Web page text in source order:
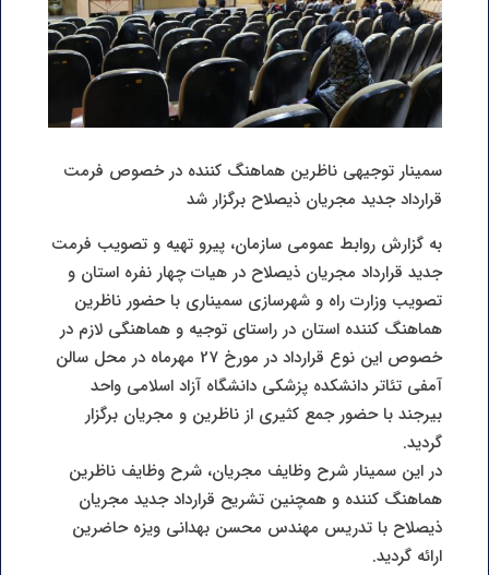
سمینار توجیهی ناظرین هماهنگ کننده در خصوص فرمت
قرارداد جدید مجریان ذیصلاح برگزار شد
به گزارش روابط عمومی سازمان، پیرو تهیه و تصویب فرمت
جدید قرارداد مجریان ذیصلاح در هیات چهار نفره استان و
تصویب وزارت راه و شهرسازی سمیناری با حضور ناظرین
هماهنگ کننده استان در راستای توجیه و هماهنگی لازم در
خصوص این نوع قرارداد در مورخ 27 مهرماه در محل سالن
آمفی تئاتر دانشکده پزشکی دانشگاه آزاد اسلامی واحد
بیرجند با حضور جمع کثیری از ناظرین و مجریان برگزار
گردید.
در این سمینار شرح وظایف مجریان، شرح وظایف ناظرین
هماهنگ کننده و همچنین تشریح قرارداد جدید مجریان
ذیصلاح با تدریس مهندس محسن بهدانی ویزه حاضرین
ارائه گردید.